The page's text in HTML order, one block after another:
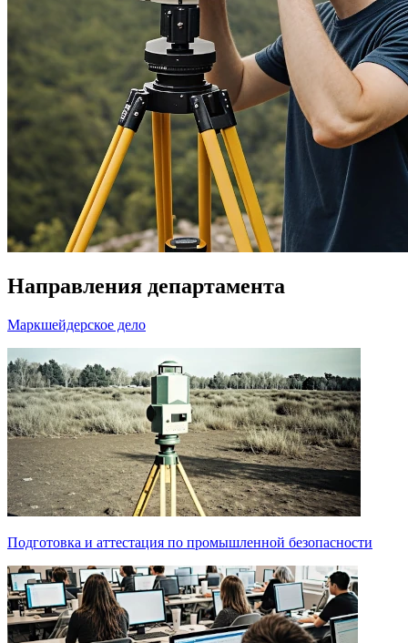
Направления департамента
Маркшейдерское дело
Подготовка и аттестация по промышленной безопасности